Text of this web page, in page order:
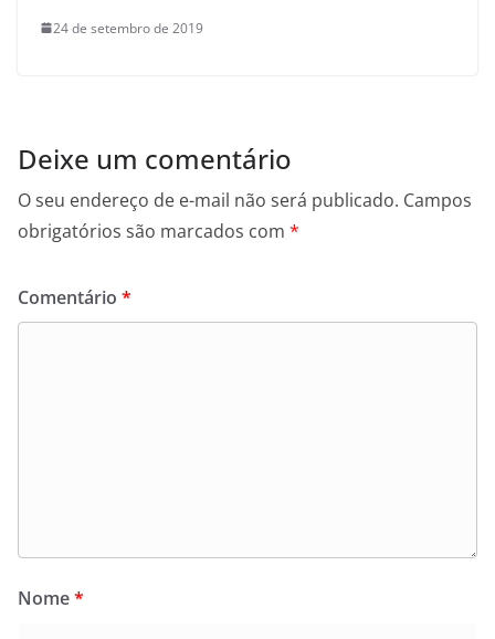
24 de setembro de 2019
Deixe um comentário
O seu endereço de e-mail não será publicado. Campos
obrigatórios são marcados com *
Comentário *
Nome*